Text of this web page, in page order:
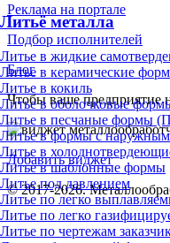
Литьё металла
Литье в жидкие
Литье в керамические
Литье в кокиль
Литье в оболочковые
Литье в песчаные формы
Литье в формы с
Литье в
Литье в шаблонные формы
Литье под давлением
Литье по легко
Литье по легко
Литье по чертежам
Реклама на портале
Подбор исполнителей
Блог
Чтобы ваше предприятие
Добавить виджет
© 2017-2026.